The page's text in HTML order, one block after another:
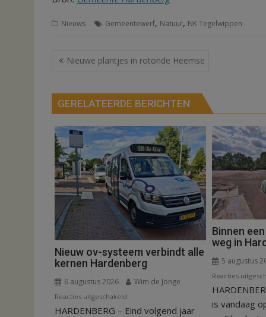
Nieuws Gemeentewerf, Natuur, NK Tegelwippen
Bericht
Nieuwe plantjes in rotonde Heemse
GERELATEERDE BERICHTEN
Nieuw ov-systeem verbindt alle
kernen Hardenberg
6 augustus 2026 Wim de Jonge
Reacties uitgeschakeld
Nieuw
HARDENBERG – Eind volgend jaar
Binnen
weg in
5 augustus
Reacties
is vandaag